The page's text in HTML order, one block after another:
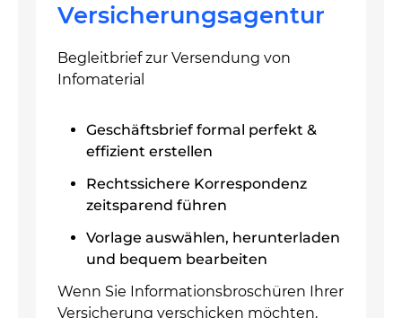
Versicherungsagentur
Begleitbrief zur Versendung von
Infomaterial
Geschäftsbrief formal perfekt &
effizient erstellen
Rechtssichere Korrespondenz
zeitsparend führen
Vorlage auswählen, herunterladen
und bequem bearbeiten
Wenn Sie Informationsbroschüren Ihrer
Versicherung verschicken möchten,